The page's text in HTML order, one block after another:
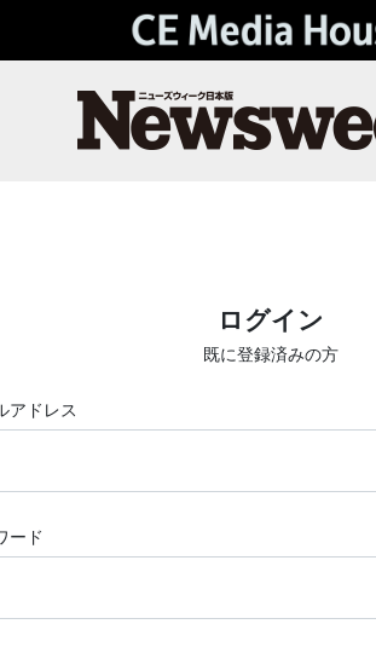
ログイン
既に登録済みの方
アドレス
ード